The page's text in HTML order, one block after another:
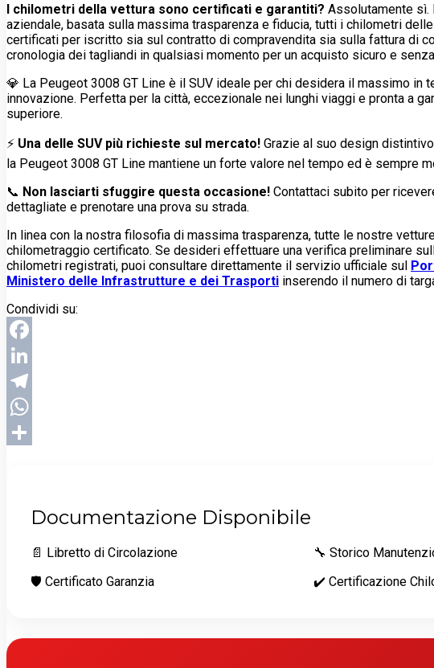
I chilometri della vettura sono certificati e garantiti? Assolutamente sì.
aziendale, basata sulla massima trasparenza e fiducia, tutti i chilometri
certificati per iscritto sia sul contratto di compravendita sia sulla fattura di
cronologia dei tagliandi in qualsiasi momento per un acquisto sicuro e
💎 La Peugeot 3008 GT Line è il SUV ideale per chi desidera il massimo in
innovazione. Perfetta per la città, eccezionale nei lunghi viaggi e pronta a
superiore.
⚡ Una delle SUV più richieste sul mercato! Grazie al suo design
la Peugeot 3008 GT Line mantiene un forte valore nel tempo ed è sempre
📞 Non lasciarti sfuggire questa occasione! Contattaci subito per
dettagliate e prenotare una prova su strada.
In linea con la nostra filosofia di massima trasparenza, tutte le nostre
chilometraggio certificato. Se desideri effettuare una verifica preliminare
chilometri registrati, puoi consultare direttamente il servizio ufficiale sul
Ministero delle Infrastrutture e dei Trasporti inserendo il numero di
Condividi su:
Facebook
LinkedIn
Telegram
WhatsApp
Documentazione Disponibile
📄 Libretto di Circolazione
🔧 Storico
🛡️ Certificato Garanzia
✔️ Certificazione